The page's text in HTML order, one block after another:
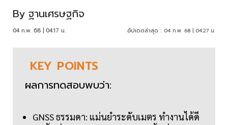
By ฐานเศรษฐกิจ
04 ก.พ. 68 | 04:17 น. อัปเดตล่าสุด : 04 ก.พ. 68 | 04:27 น.
KEY POINTS
ผลการทดสอบพบว่า:
GNSS ธรรมดา: แม่นยำระดับเมตร ทำงานได้ดี